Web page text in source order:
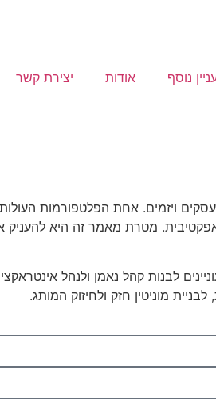
נוסף אודות יצירת קשר
ויזמים. אחת הפלטפורמות
מטרת מאמר זה היא להעניק
לבנות קהל נאמן ולנהל
מוניטין חזק ולחיזוק המותג.